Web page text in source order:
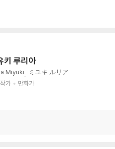
키 루리아
Miyuki
ミユキ ルリア
가
만화가